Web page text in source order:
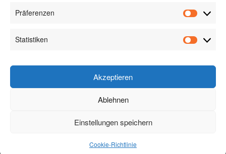
Präferenzen
Statistiken
Akzeptieren
Ablehnen
Einstellungen speichern
Cookie-Richtlinie
T: +43 7272 3060
M: office@metallteile.com
Impressum Cookie-Richtlinie (EU)
COPYRIGHT © 2018 ZAUNER